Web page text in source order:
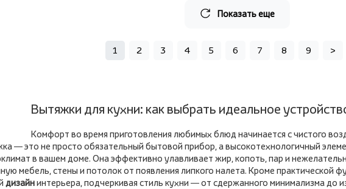
Показать еще
1 2 3 4 5 6 7 8 9 >
Вытяжки для кухни: как выбрать идеальное
Комфорт во время приготовления любимых блюд начинается с чистого
— это не просто обязательный бытовой прибор, а высокотехнологичный
в вашем доме. Она эффективно улавливает жир, копоть, пар и
мебель, стены и потолок от появления липкого налета. Кроме практической
дизайнинтерьера, подчеркивая стиль кухни — от сдержанного минимализма до